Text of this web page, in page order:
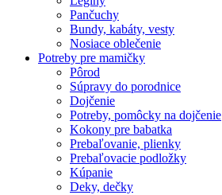
Pančuchy
Bundy, kabáty, vesty
Nosiace oblečenie
Potreby pre mamičky
Pôrod
Súpravy do porodnice
Dojčenie
Potreby, pomôcky na dojčenie
Kokony pre babatka
Prebaľovanie, plienky
Prebaľovacie podložky
Kúpanie
Deky, dečky